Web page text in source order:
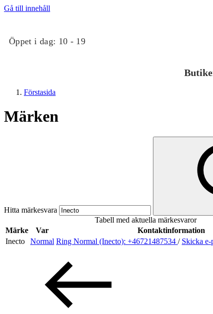
Gå till innehåll
Öppet i dag: 10 - 19
Mat och dryck
Evenemang
Erbjudanden
Kundklubb
Förstasida
Märken
Hitta märkesvara
Tabell med aktuella märkesvaror
Märke
Var
Kontaktinformation
Inecto
Normal Ring Normal (Inecto): +46721487534 / Skicka e-